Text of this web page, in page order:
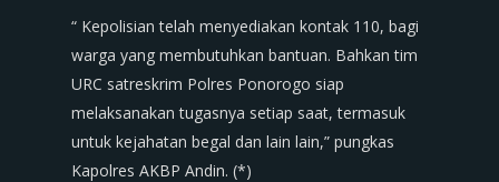
“ Kepolisian telah menyediakan kontak 110, bagi
warga yang membutuhkan bantuan. Bahkan tim
URC satreskrim Polres Ponorogo siap
melaksanakan tugasnya setiap saat, termasuk
untuk kejahatan begal dan lain lain,” pungkas
Kapolres AKBP Andin. (*)